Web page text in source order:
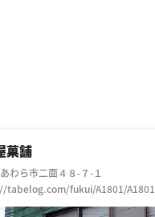
菓舗
わら市二面４８-７-１
tabelog.com/fukui/A1801/